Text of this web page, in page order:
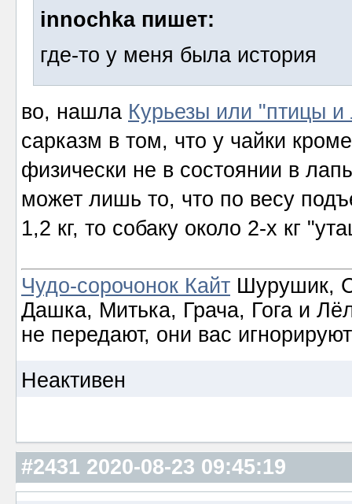
innochka пишет:
где-то у меня была история
во, нашла Курьезы или "птицы
сарказм в том, что у чайки
физически не в состоянии в
может лишь то, что по весу
1,2 кг, то собаку около 2-х кг
Чудо-сорочонок Кайт Шурушик,
Дашка, Митька, Грача, Гога и
не передают, они вас игнорируют
Неактивен
#2431 2020-08-23 09:45:19